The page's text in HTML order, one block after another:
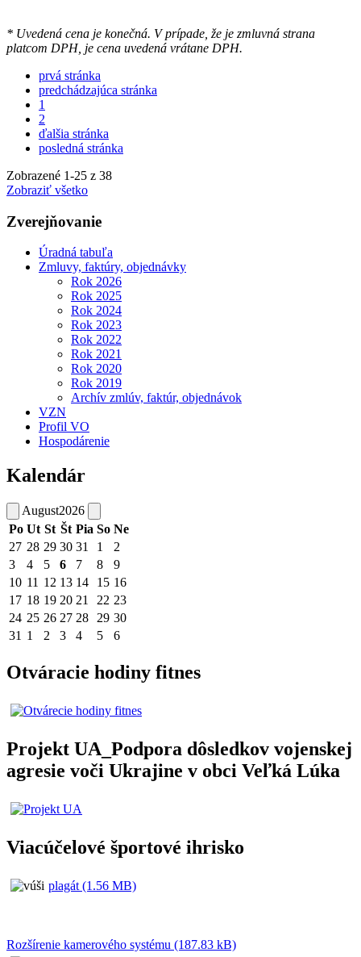
* Uvedená cena je konečná. V prípade, že je zmluvná strana
platcom DPH, je cena uvedená vrátane DPH.
prvá stránka
predchádzajúca stránka
1
2
ďalšia stránka
posledná stránka
Zobrazené 1-25 z 38
Zobraziť všetko
Zverejňovanie
Úradná tabuľa
Zmluvy, faktúry, objednávky
Rok 2026
Rok 2025
Rok 2024
Rok 2023
Rok 2022
Rok 2021
Rok 2020
Rok 2019
Archív zmlúv, faktúr, objednávok
VZN
Profil VO
Hospodárenie
Kalendár
August2026
Po Ut St Št Pia So Ne
27 28 29 30 31 1
2
3
4 5 6 7 8
9
10 11 12 13 14 15 16
17 18 19 20 21 22 23
24 25 26 27 28 29 30
31 1 2 3 4 5 6
Otváracie hodiny fitnes
Projekt UA_Podpora dôsledkov vojenskej
agresie voči Ukrajine v obci Veľká Lúka
Viacúčelové športové ihrisko
plagát (1.56 MB)
Rozšírenie kamerového systému (187.83 kB)